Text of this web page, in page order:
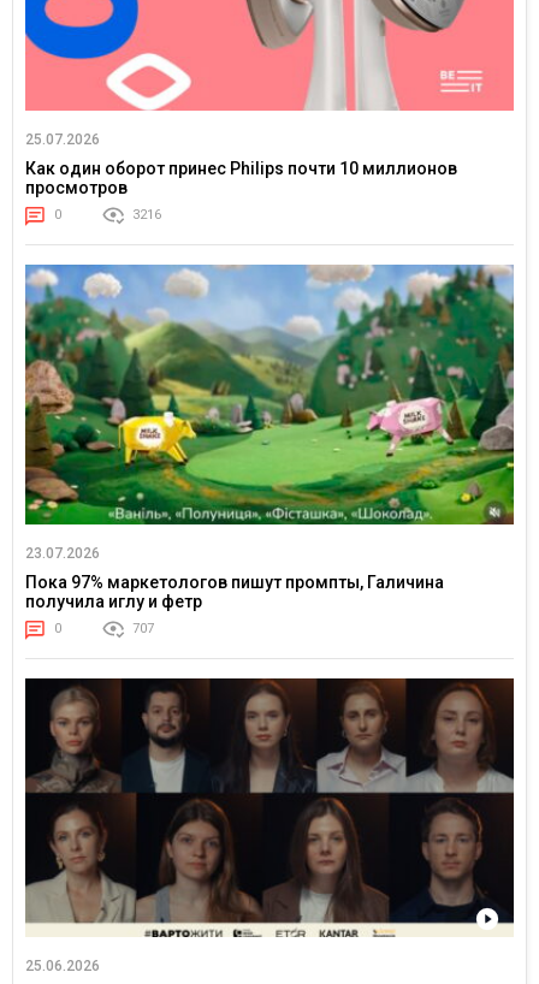
25.07.2026
Как один оборот принес Philips почти 10 миллионов
просмотров
0 3216
23.07.2026
Пока 97% маркетологов пишут промпты, Галичина
получила иглу и фетр
0 707
25.06.2026